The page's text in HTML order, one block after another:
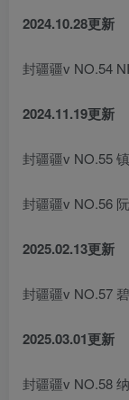
2024.10.28更新
封疆疆v NO.54
2024.11.19更新
封疆疆v NO.55
封疆疆v NO.56
2025.02.13更新
封疆疆v NO.57
2025.03.01更新
封疆疆v NO.58